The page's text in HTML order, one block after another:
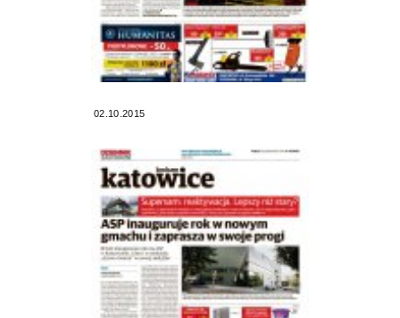
02.10.2015